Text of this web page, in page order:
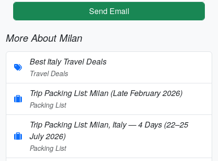
Send Email
More About Milan
Best Italy Travel Deals
Travel Deals
Trip Packing List: Milan (Late February 2026)
Packing List
Trip Packing List: Milan, Italy — 4 Days (22–25
July 2026)
Packing List